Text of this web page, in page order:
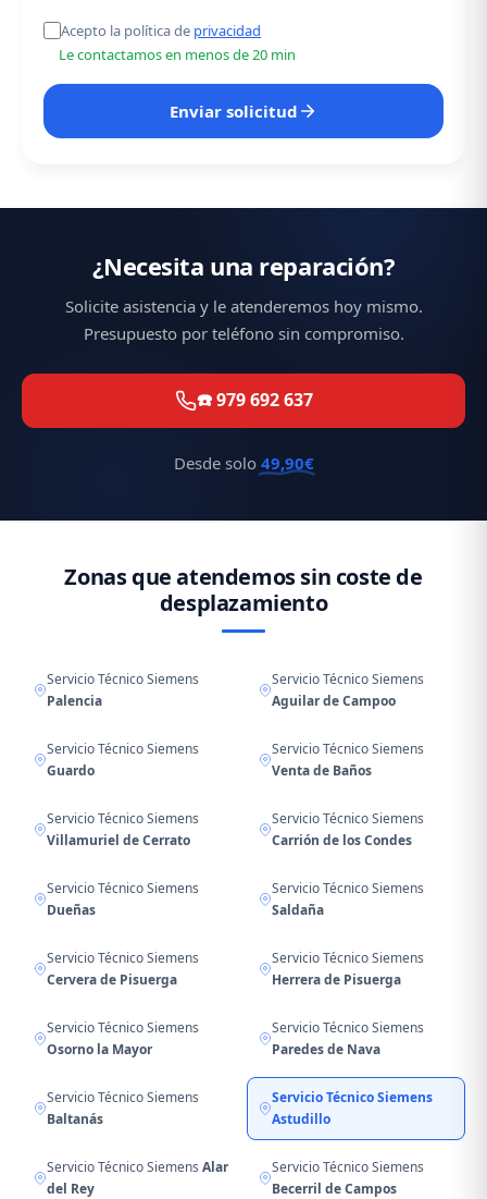
Acepto la política de privacidad
Le contactamos en menos de 20 min
Enviar solicitud
¿Necesita una reparación?
Solicite asistencia y le atenderemos hoy mismo.
Presupuesto por teléfono sin compromiso.
☎️ 979 692 637
Desde solo 49,90€
Zonas que atendemos sin coste de
desplazamiento
Servicio Técnico Siemens
Palencia
Servicio Técnico Siemens
Aguilar de Campoo
Servicio Técnico Siemens
Guardo
Servicio Técnico Siemens
Venta de Baños
Servicio Técnico Siemens
Villamuriel de Cerrato
Servicio Técnico Siemens
Carrión de los Condes
Servicio Técnico Siemens
Dueñas
Servicio Técnico Siemens
Saldaña
Servicio Técnico Siemens
Cervera de Pisuerga
Servicio Técnico Siemens
Herrera de Pisuerga
Servicio Técnico Siemens
Osorno la Mayor
Servicio Técnico Siemens
Paredes de Nava
Servicio Técnico Siemens
Baltanás
Servicio Técnico Siemens
Astudillo
Servicio Técnico Siemens Alar
del Rey
Servicio Técnico Siemens
Becerril de Campos